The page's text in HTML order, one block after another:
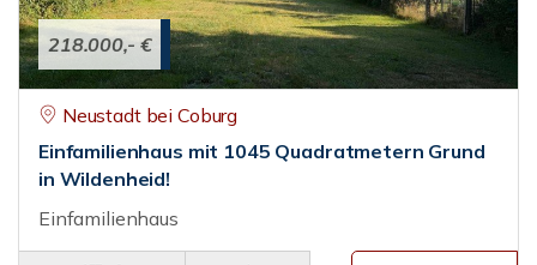
218.000,- €
Neustadt bei Coburg
Einfamilienhaus mit 1045 Quadratmetern Grund
in Wildenheid!
Einfamilienhaus